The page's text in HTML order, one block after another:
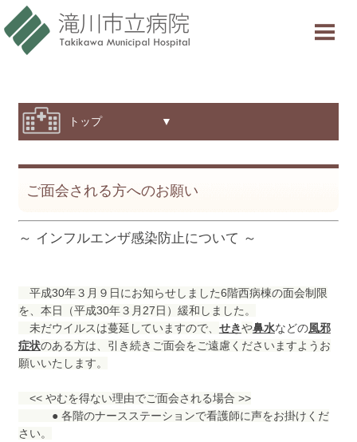
当院について
診療科・部門紹介
採用情報
診療受付時間
サイトマップ
トップ ▼
ご面会される方へのお願い
～ インフルエンザ感染防止について ～
平成30年３月９日にお知らせしました6階西病棟の面会制限
を、本日（平成30年３月27日）緩和しました。
未だウイルスは蔓延していますので、 せきや鼻水などの風邪
症状のある方は、引き続きご面会をご遠慮くださいますようお
願いいたします。
<< やむを得ない理由でご面会される場合 >>
● 各階のナースステーションで看護師に声をお掛けくだ
さい。